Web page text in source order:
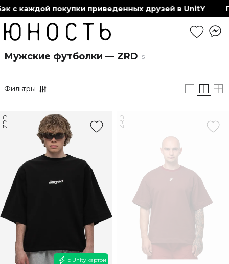
с каждой покупки приведенных друзей в UnitY
Мужские футболки — ZRD 5
Фильтры
ZRD
с Unity картой
ZRD